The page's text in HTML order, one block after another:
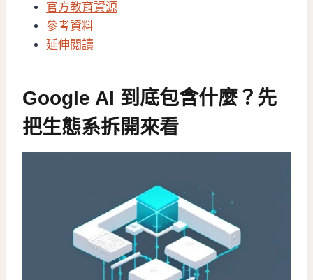
官方教育資源
參考資料
延伸閱讀
Google AI 到底包含什麼？先
把生態系拆開來看